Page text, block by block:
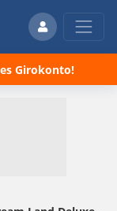
Girokonto!